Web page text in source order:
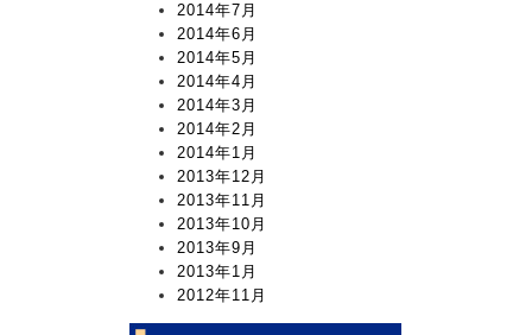
2014年7月
2014年6月
2014年5月
2014年4月
2014年3月
2014年2月
2014年1月
2013年12月
2013年11月
2013年10月
2013年9月
2013年1月
2012年11月